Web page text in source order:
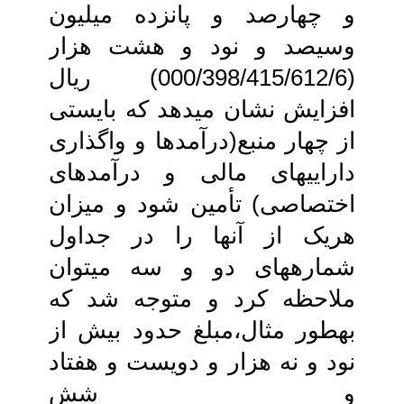
و چهارصد و پانزده میلیون
وسیصد و نود و هشت هزار
(000/398/415/612/6) ریال
افزایش نشان‏ می‏دهد که بایستی
از چهار منبع(درآمدها و واگذاری
دارایی‏های مالی و درآمدهای
اختصاصی) تأمین شود و میزان
هریک از آنها را در جداول
شماره‏های دو و سه می‏توان
ملاحظه‏ کرد و متوجه شد که
به‏طور مثال،مبلغ حدود بیش از
نود و نه هزار و دویست و هفتاد
و شش